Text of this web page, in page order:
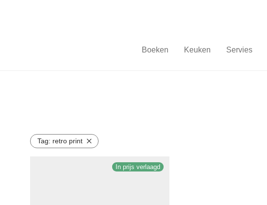
Boeken Keuken Servies
Tag: retro print
In prijs verlaagd